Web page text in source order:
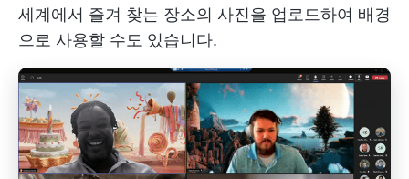
세계에서 즐겨 찾는 장소의 사진을 업로드하여 배경
으로 사용할 수도 있습니다.